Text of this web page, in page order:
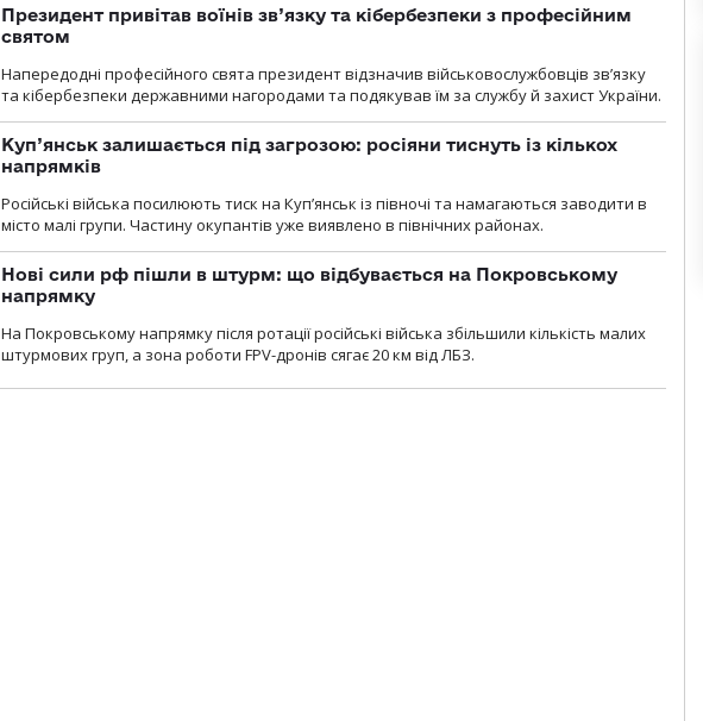
Президент привітав воїнів зв’язку та кібербезпеки з професійним
святом
Напередодні професійного свята президент відзначив військовослужбовців зв’язку
та кібербезпеки державними нагородами та подякував їм за службу й захист України.
Куп’янськ залишається під загрозою: росіяни тиснуть із кількох
напрямків
Російські війська посилюють тиск на Куп’янськ із півночі та намагаються заводити в
місто малі групи. Частину окупантів уже виявлено в північних районах.
Нові сили рф пішли в штурм: що відбувається на Покровському
напрямку
На Покровському напрямку після ротації російські війська збільшили кількість малих
штурмових груп, а зона роботи FPV-дронів сягає 20 км від ЛБЗ.